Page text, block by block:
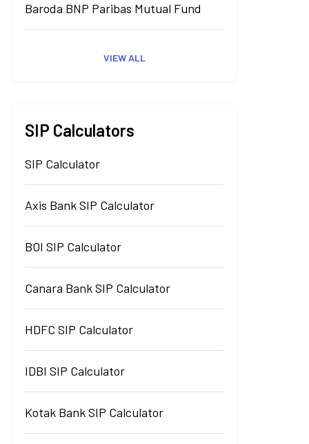
Baroda BNP Paribas Mutual Fund
VIEW ALL
SIP Calculators
SIP Calculator
Axis Bank SIP Calculator
BOI SIP Calculator
Canara Bank SIP Calculator
HDFC SIP Calculator
IDBI SIP Calculator
Kotak Bank SIP Calculator